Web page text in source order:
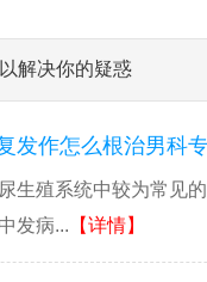
解决你的疑惑
发作怎么根治男科
生殖系统中较为常见
发病... 【详情】